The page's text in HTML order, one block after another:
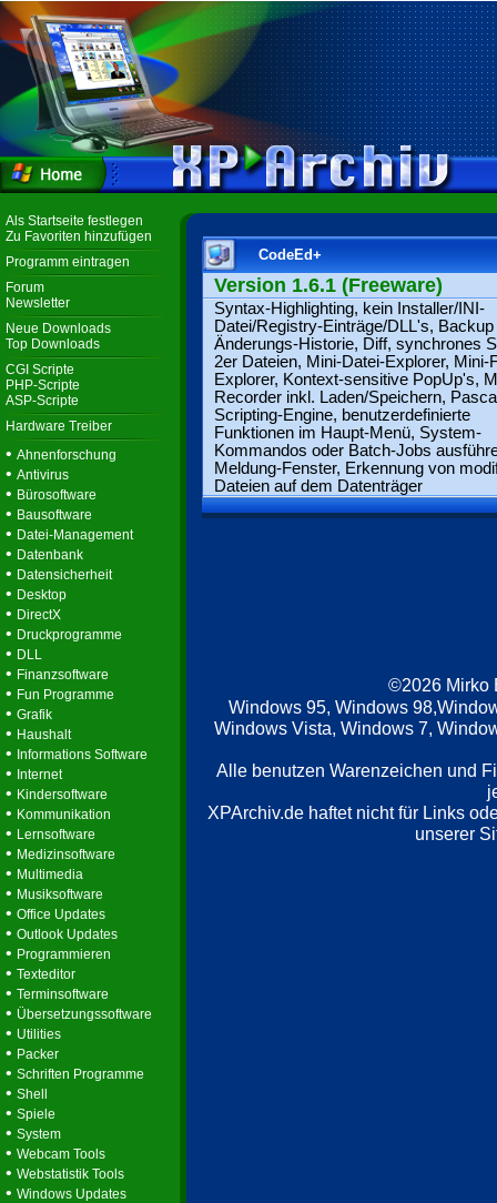
Als Startseite festlegen
Zu Favoriten hinzufügen
Programm eintragen
Forum
Newsletter
Neue Downloads
Top Downloads
CGI Scripte
PHP-Scripte
ASP-Scripte
Hardware Treiber
• Ahnenforschung
• Antivirus
• Bürosoftware
• Bausoftware
• Datei-Management
• Datenbank
• Datensicherheit
• Desktop
• DirectX
• Druckprogramme
• DLL
• Finanzsoftware
• Fun Programme
• Grafik
• Haushalt
• Informations Software
• Internet
• Kindersoftware
• Kommunikation
• Lernsoftware
• Medizinsoftware
• Multimedia
• Musiksoftware
• Office Updates
• Outlook Updates
• Programmieren
• Texteditor
• Terminsoftware
• Übersetzungssoftware
• Utilities
• Packer
• Schriften Programme
• Shell
• Spiele
• System
• Webcam Tools
• Webstatistik Tools
• Windows Updates
CodeEd+
Version 1.6.1 (Freeware)
Syntax-Highlighting, kein Installer/INI-
Datei/Registry-Einträge/DLL's,
Änderungs-Historie, Diff, synchrones
2er Dateien, Mini-Datei-Explorer, Mini-
Explorer, Kontext-sensitive PopUp's,
Recorder inkl. Laden/Speichern,
Scripting-Engine, benutzerdefinierte
Funktionen im Haupt-Menü, System-
Kommandos oder Batch-Jobs
Meldung-Fenster, Erkennung von
Dateien auf dem Datenträger
©2026 Mirko
Windows 95, Windows
Windows Vista, Windows 7,
Alle benutzen Warenzeichen und
XPArchiv.de haftet nicht für Links
unserer